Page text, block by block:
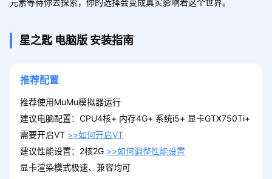
星之匙 电脑版 安装指南
推荐配置
推荐使用MuMu模拟器运行
建议电脑配置：CPU4核+ 内存4G+ 系统i5+ 显卡GTX750Ti+
需要开启VT >>如何开启VT
建议性能设置：2核2G >>如何调整性能设置
显卡渲染模式极速、兼容均可